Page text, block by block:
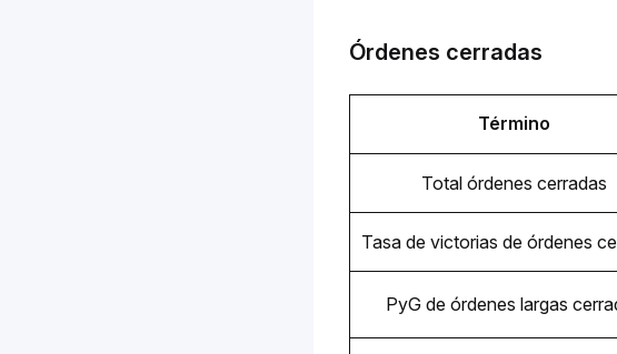
Órdenes cerradas
Término
Total órdenes cerradas
Tasa de victorias de órdenes
PyG de órdenes largas